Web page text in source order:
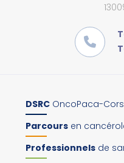
DSRC OncoPaca-
Parcours en
Professionnels de